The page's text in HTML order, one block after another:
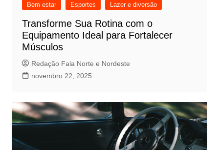
Bem estar Esportes Lazer e diversão
Transforme Sua Rotina com o
Equipamento Ideal para Fortalecer
Músculos
Redação Fala Norte e Nordeste
novembro 22, 2025